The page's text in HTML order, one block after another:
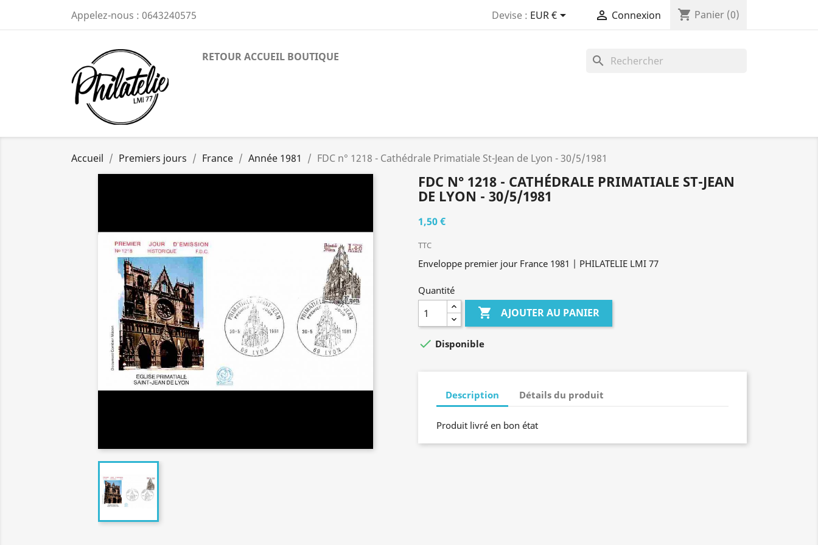
Appelez-nous : 0643240575 Devise : EUR €  Connexion shopping_cart Panier (0)
RETOUR ACCUEIL BOUTIQUE search
Accueil Premiers jours France Année 1981 FDC n° 1218 - Cathédrale Primatiale St-Jean de Lyon - 30/5/1981
FDC N° 1218 - CATHÉDRALE PRIMATIALE ST-JEAN
DE LYON - 30/5/1981
1,50 €
TTC
Enveloppe premier jour France 1981 | PHILATELIE LMI 77
Quantité
 AJOUTER AU PANIER
 Disponible
Description Détails du produit
Produit livré en bon état